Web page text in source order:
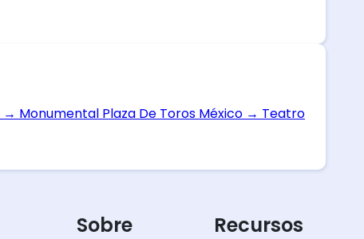
→ Monumental Plaza De Toros México → Teatro
Recursos
Sobre